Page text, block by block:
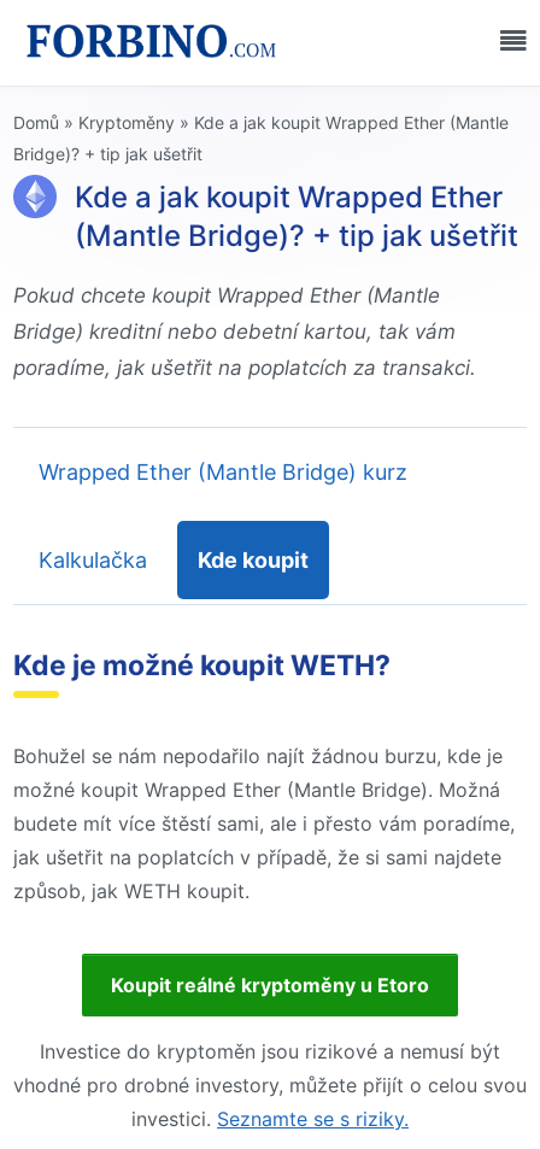
Domů » Kryptoměny » Kde a jak koupit Wrapped Ether (Mantle
Bridge)? + tip jak ušetřit
Kde a jak koupit Wrapped Ether
(Mantle Bridge)? + tip jak ušetřit
Pokud chcete koupit Wrapped Ether (Mantle
Bridge) kreditní nebo debetní kartou, tak vám
poradíme, jak ušetřit na poplatcích za transakci.
Wrapped Ether (Mantle Bridge) kurz
Kalkulačka Kde koupit
Kde je možné koupit WETH?
Bohužel se nám nepodařilo najít žádnou burzu, kde je
možné koupit Wrapped Ether (Mantle Bridge). Možná
budete mít více štěstí sami, ale i přesto vám poradíme,
jak ušetřit na poplatcích v případě, že si sami najdete
způsob, jak WETH koupit.
Koupit reálné kryptoměny u Etoro
Investice do kryptoměn jsou rizikové a nemusí být
vhodné pro drobné investory, můžete přijít o celou svou
investici. Seznamte se s riziky.